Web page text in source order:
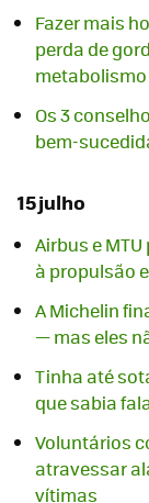
Fazer mais
perda de
metabolismo
Os 3
bem-
15 julho
Airbus e
à propulsão
A Michelin
— mas eles
Tinha até
que sabia
Voluntários
atravessar
vítimas